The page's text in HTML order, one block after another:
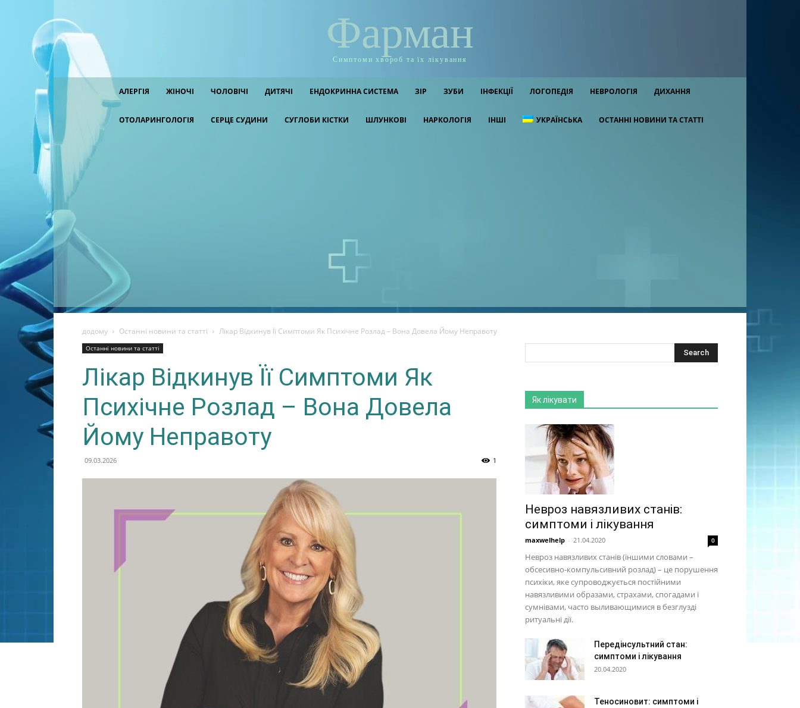
Фарман
Симптоми хвороб та їх лікування
АЛЕРГІЯ ЖІНОЧІ ЧОЛОВІЧІ ДИТЯЧІ ЕНДОКРИННА СИСТЕМА ЗІР ЗУБИ ІНФЕКЦІЇ ЛОГОПЕДІЯ НЕВРОЛОГІЯ ДИХАННЯ
ОТОЛАРИНГОЛОГІЯ СЕРЦЕ СУДИНИ СУГЛОБИ КІСТКИ ШЛУНКОВІ НАРКОЛОГІЯ ІНШІ УКРАЇНСЬКА ОСТАННІ НОВИНИ ТА СТАТТІ
додому Останні новини та статті Лікар Відкинув Її Симптоми Як Психічне Розлад – Вона Довела Йому Неправоту
Останні новини та статті
Лікар Відкинув Її Симптоми Як
Психічне Розлад – Вона Довела
Йому Неправоту
09.03.2026 1
Як лікувати
Невроз навязливих станів:
симптоми і лікування
maxwelhelp - 21.04.2020 0
Невроз навязливих станів (іншими словами –
обсесивно-компульсивний розлад) – це порушення
психіки, яке супроводжується постійними
навязливими образами, страхами, спогадами і
сумнівами, часто выливающимися в безглузді
ритуальні дії.
Передінсультний стан:
симптоми і лікування
20.04.2020
Теносиновит: симптоми і